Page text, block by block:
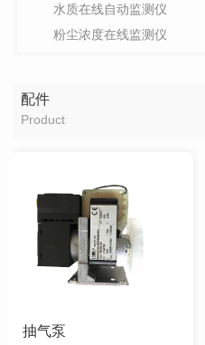
水质在线自动监测仪
粉尘浓度在线监测仪
配件
Product
抽气泵